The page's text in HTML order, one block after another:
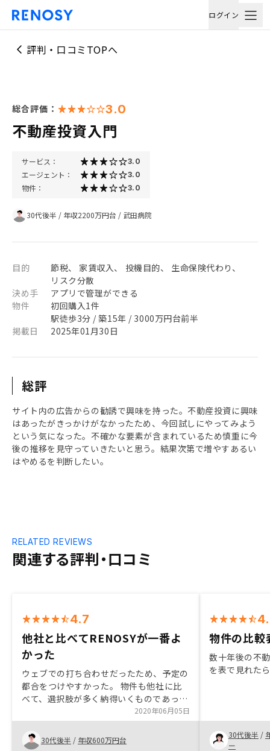
ログイン
評判・口コミTOPへ
総合評価： 3.0
不動産投資入門
サービス： 3.0
エージェント： 3.0
物件： 3.0
30代後半 / 年収2200万円台 / 武田病院
目的
節税、 家賃収入、 投機目的、 生命保険代わり、
リスク分散
決め手
アプリで管理ができる
物件
初回購入1件
駅徒歩3分 / 築15年 / 3000万円台前半
掲載日
2025年01月30日
総評
サイト内の広告からの勧誘で興味を持った。不動産投資に興味
はあったがきっかけがなかったため、今回試しにやってみよう
という気になった。不確かな要素が含まれているため慎重に今
後の推移を見守っていきたいと思う。結果次第で増やすあるい
はやめるを判断したい。
関連する評判・口コミ
RELATED REVIEWS
4.7
他社と比べてRENOSYが一番よ
かった
ウェブでの打ち合わせだったため、予定の
都合をつけやすかった。 物件も他社に比
べて、選択肢が多く納得いくものであっ
2020年06月05日
30代後半 / 年収600万円台
物件の比較
数十年後の不
を表で見れた
30代後半 /
ー